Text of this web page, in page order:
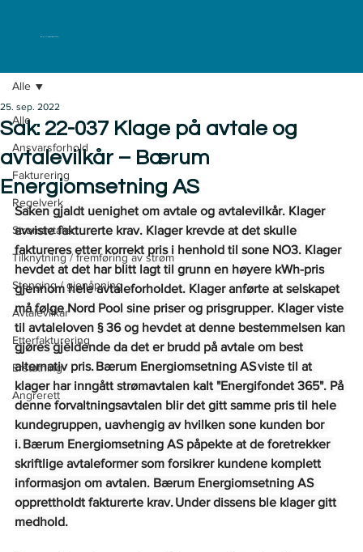
ELKLAGENEMNDA
Alle
Ansvarsforhold
Fakturering
Regelverk
Strømavtaler
Tilknytning / fremføring av strøm
Stenging / gjenåpning
Avtalevilkår
Etterfakturering
Erstatning
Angrerett
Alle
Sak: 22-037 Klage på avtale og
avtalevilkår – Bærum
Energiomsetning AS
25. sep. 2022
Saken gjaldt uenighet om avtale og avtalevilkår. Klager
avviste fakturerte krav. Klager krevde at det skulle
faktureres etter korrekt pris i henhold til sone NO3. Klager
hevdet at det har blitt lagt til grunn en høyere kWh-pris
gjennom hele avtaleforholdet. Klager anførte at selskapet
må følge Nord Pool sine priser og prisgrupper.  Klager viste
til avtaleloven § 36 og hevdet at denne bestemmelsen kan
gjøres gjeldende da det er brudd på avtale om best
alternativ pris. Bærum Energiomsetning AS viste til at
klager har inngått strømavtalen kalt "Energifondet 365". På
denne forvaltningsavtalen blir det gitt samme pris til hele
kundegruppen, uavhengig av hvilken sone kunden bor
i. Bærum Energiomsetning AS påpekte at de foretrekker
skriftlige avtaleformer som forsikrer kundene komplett
informasjon om avtalen. Bærum Energiomsetning AS
opprettholdt fakturerte krav. Under dissens ble klager gitt
medhold.